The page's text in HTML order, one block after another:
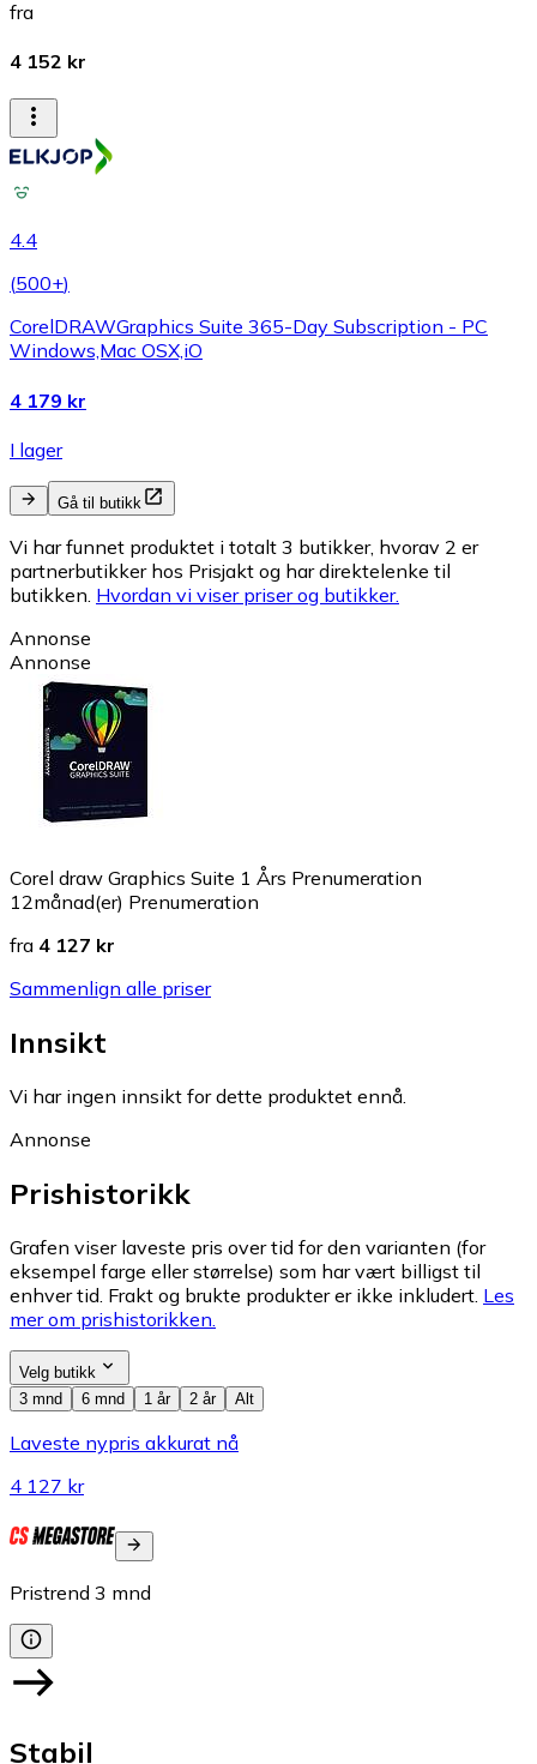
fra
4 152 kr
4.4
(500+)
CorelDRAWGraphics Suite 365-Day Subscription - PC
Windows,Mac OSX,iO
4 179 kr
I lager
Gå til butikk
Vi har funnet produktet i totalt 3 butikker, hvorav 2 er
partnerbutikker hos Prisjakt og har direktelenke til
butikken. Hvordan vi viser priser og butikker.
Annonse
Annonse
Corel draw Graphics Suite 1 Års Prenumeration
12månad(er) Prenumeration
fra 4 127 kr
Sammenlign alle priser
Innsikt
Vi har ingen innsikt for dette produktet ennå.
Annonse
Prishistorikk
Grafen viser laveste pris over tid for den varianten (for
eksempel farge eller størrelse) som har vært billigst til
enhver tid. Frakt og brukte produkter er ikke inkludert. Les
mer om prishistorikken.
Velg butikk
3 mnd
6 mnd 1 år 2 år Alt
Laveste nypris akkurat nå
4 127 kr
Pristrend 3 mnd
Stabil